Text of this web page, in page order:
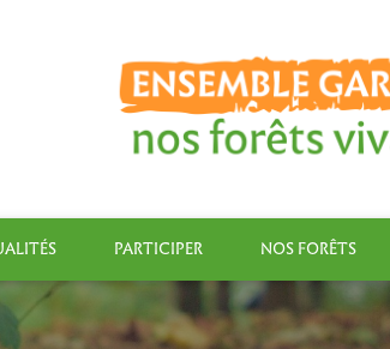
PARTICIPER NOS FORÊTS